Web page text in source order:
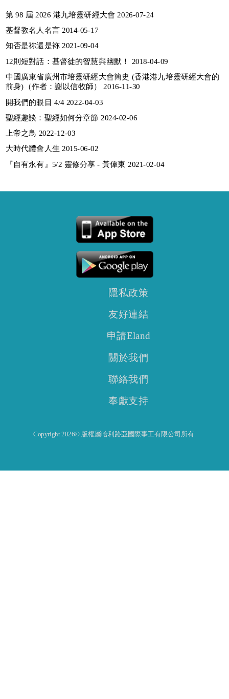
第 98 屆 2026 港九培靈研經大會 2026-07-24
基督教名人名言 2014-05-17
知否是祢還是袮 2021-09-04
12則短對話：基督徒的智慧與幽默！ 2018-04-09
中國廣東省廣州市培靈研經大會簡史 (香港港九培靈研經大會的
前身)（作者：謝以信牧師） 2016-11-30
開我們的眼目 4/4 2022-04-03
聖經趣談：聖經如何分章節 2024-02-06
上帝之鳥 2022-12-03
大時代體會人生 2015-06-02
『自有永有』5/2 靈修分享 - 黃偉東 2021-02-04
隱私政策
友好連結
申請Eland
關於我們
聯絡我們
奉獻支持
Copyright 2026© 版權屬哈利路亞國際事工有限公司所有.